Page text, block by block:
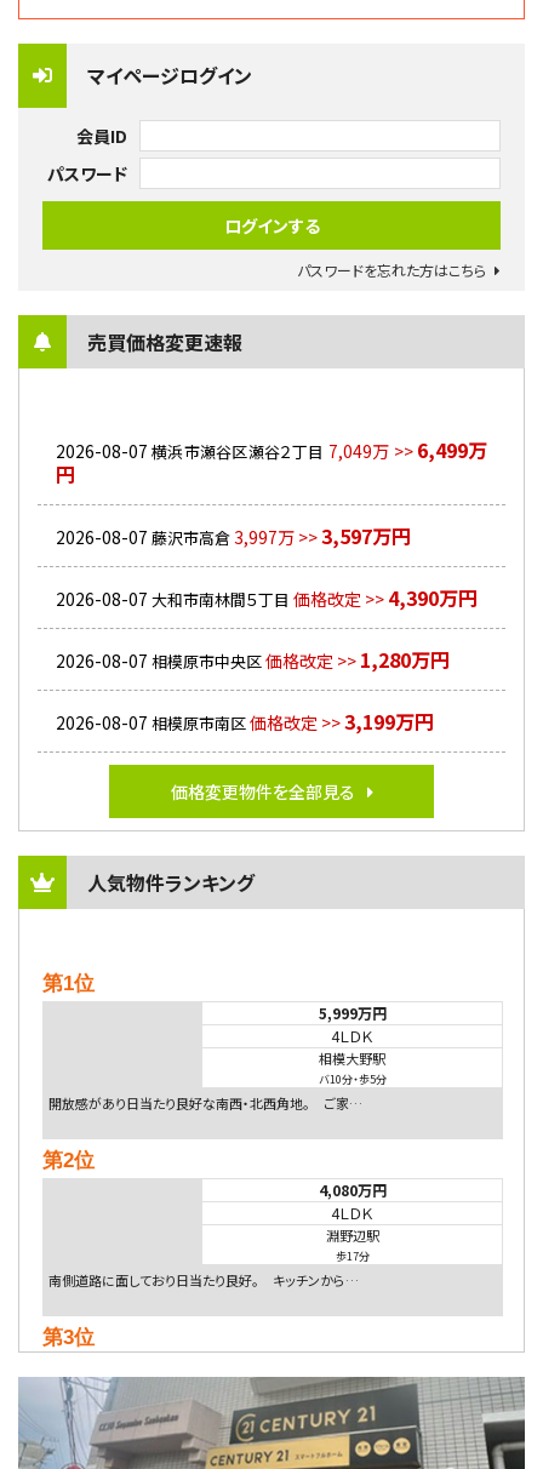
マイページログイン
会員ID
パスワード
パスワードを忘れた方はこちら
売買価格変更速報
2026-08-07 横浜市瀬谷区瀬谷２丁目 7,049万 >> 6,499万
円
2026-08-07 藤沢市高倉3,997万 >>3,597万円
2026-08-07 大和市南林間５丁目 価格改定 >> 4,390万円
2026-08-07 相模原市中央区価格改定 >> 1,280万円
2026-08-07 相模原市南区価格改定 >>3,199万円
価格変更物件を全部見る
人気物件ランキング
第1位
5,999万円
4ＬＤＫ
相模大野駅
バ10分・歩5分
開放感があり日当たり良好な南西・北西角地。 ご家…
第2位
4,080万円
4ＬＤＫ
淵野辺駅
歩17分
南側道路に面しており日当たり良好。 キッチンから…
第3位
4ＬＤＫ
海老名駅
バ18分・歩6分
開放感のある角地区画。車３台並列駐車可能です。 …